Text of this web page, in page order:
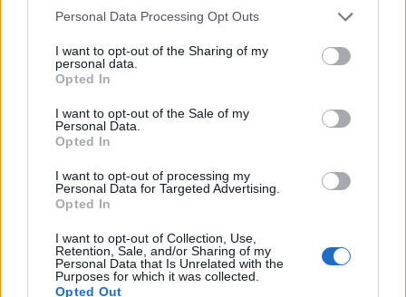
Personal Data Processing Opt Outs
I want to opt-out of the Sharing of my
personal data.
Opted In
I want to opt-out of the Sale of my
Personal Data.
Opted In
I want to opt-out of processing my
Personal Data for Targeted Advertising.
Opted In
I want to opt-out of Collection, Use,
Retention, Sale, and/or Sharing of my
Personal Data that Is Unrelated with the
Purposes for which it was collected.
Opted Out
CANALES TV
119
SIN PARTIDO
0
CONSECUTIVOS
DE PAGO
RIVALES
MÁXIMO
VS Lech
Poznan
TOTAL
COMPETICIONES